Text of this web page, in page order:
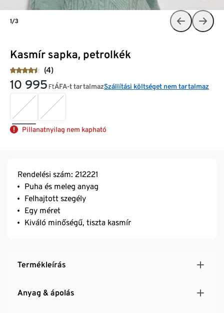
Kasmír sapka, petrolkék
(4)
10 995 FtÁFA-t tartalmazSzállítási költséget nem tartalmaz
Pillanatnyilag nem kapható
1/3
Rendelési szám: 212221
Puha és meleg anyag
Felhajtott szegély
Egy méret
Kiváló minőségű, tiszta kasmír
Termékleírás
Anyag & ápolás